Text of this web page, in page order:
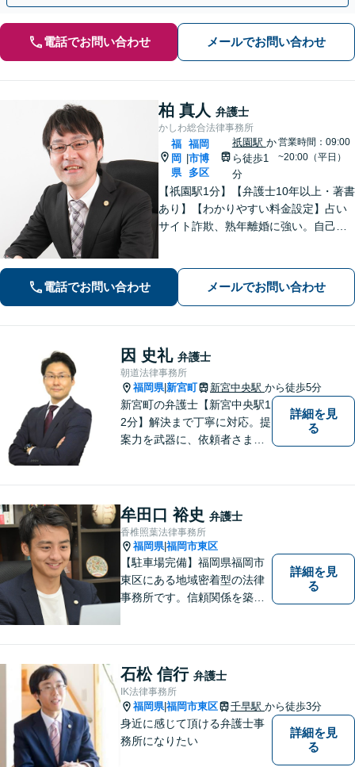
電話でお問い合わせ メールでお問い合わせ
柏 真人 弁護士
かしわ総合法律事務所
福
岡
県
|
福岡
市博
多区
祇園駅 か
ら徒歩1
分
営業時間：09:00
~20:00（平日）
【祇園駅1分】【弁護士10年以上・著書
あり】【わかりやすい料金設定】占い
サイト詐欺、熟年離婚に強い。自己破
詐欺、刑事事件（博多警察署まで徒歩5
分）や相続にも対応。
電話でお問い合わせ メールでお問い合わせ
因 史礼 弁護士
朝道法律事務所
福岡県|新宮町 新宮中央駅 から徒歩5分
新宮町の弁護士【新宮中央駅1
2分】解決まで丁寧に対応。提
案力を武器に、依頼者さまの
貞慰謝料請求のご相談はお任
せください【夜間／休日相談
可（要予約）】
詳細を見
る
牟田口 裕史 弁護士
香椎照葉法律事務所
福岡県|福岡市東区
【駐車場完備】福岡県福岡市
東区にある地域密着型の法律
事務所です。信頼関係を築
も構いませんので、お困りの
方は気軽にご相談ください。
詳細を見
る
石松 信行 弁護士
IK法律事務所
福岡県|福岡市東区 千早駅 から徒歩3分
身近に感じて頂ける弁護士事
務所になりたい
詳細を見
る